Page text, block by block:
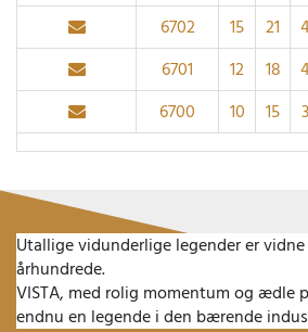
6702
15 21
6701
12 18
6700
10 15 3
Utallige vidunderlige legender er
århundrede.
VISTA, med rolig momentum og ædle
endnu en legende i den bærende